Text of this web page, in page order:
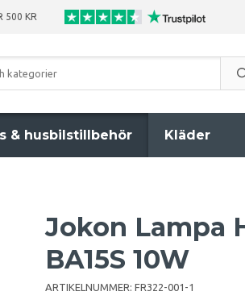
500 KR
& husbilstillbehör Kläder
Jokon Lampa
BA15S 10W
ARTIKELNUMMER: FR322-001-1